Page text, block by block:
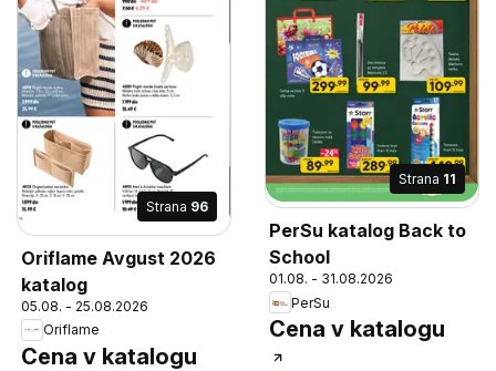
Strana 96
Oriflame Avgust 2026
katalog
05.08. - 25.08.2026
Oriflame
Cena v katalogu
Strana 11
PerSu katalog Back to
School
01.08. - 31.08.2026
PerSu
Cena v katalogu